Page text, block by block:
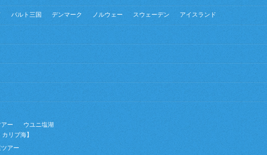
バルト三国 デンマーク ノルウェー スウェーデン アイスランド
ー
ウユニ塩湖
リブ海】
アー